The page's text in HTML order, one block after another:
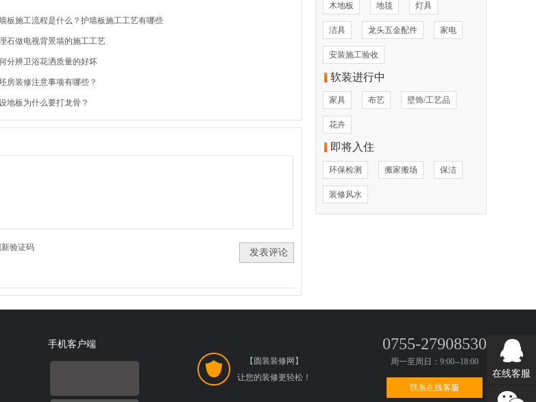
板施工流程是什么？护墙板施工工艺有哪些
石做电视背景墙的施工工艺
分辨卫浴花洒质量的好坏
房装修注意事项有哪些？
地板为什么要打龙骨？
验证码
木地板 地毯 灯具
洁具 龙头五金配件 家电
安装施工验收
软装进行中
家具 布艺 壁饰/工艺品
花卉
即将入住
环保检测 搬家搬场 保洁
装修风水
手机客户端
【圆装装修网】
让您的装修更轻松！
0755-27908530
周一至周日：9:00--18:00
联系在线客服
在线客服